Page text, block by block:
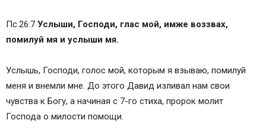
Пс.26:7 Услыши, Господи, глас мой, имже воззвах,
помилуй мя и услыши мя.
Услышь, Господи, голос мой, которым я взываю, помилуй
меня и внемли мне. До этого Давид изливал нам свои
чувства к Богу, а начиная с 7-го стиха, пророк молит
Господа о милости помощи.